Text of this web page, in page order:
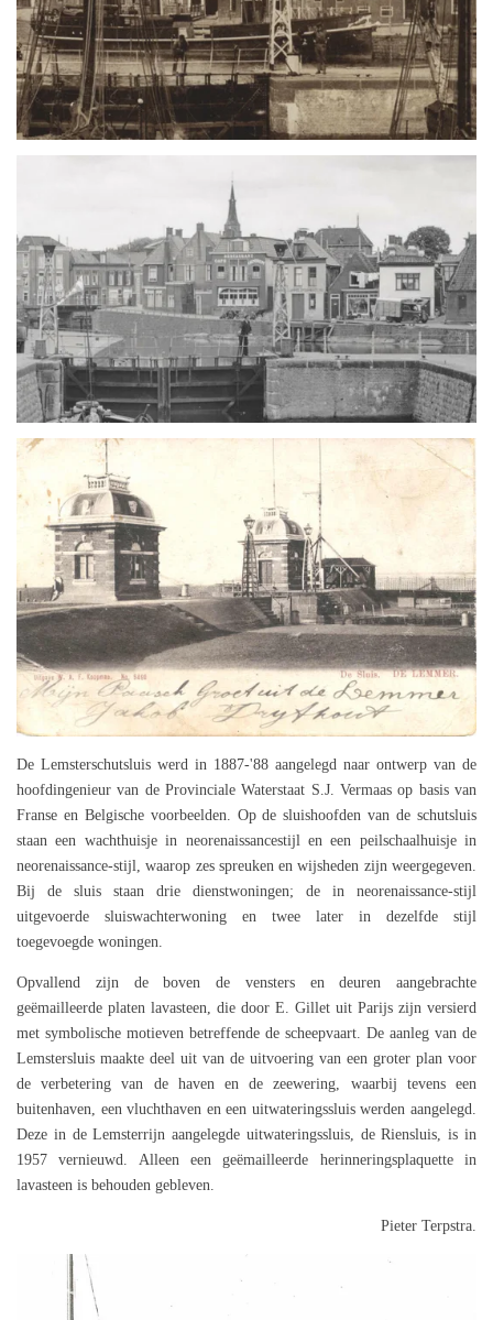
De Lemsterschutsluis werd in 1887-'88 aangelegd naar ontwerp van de
hoofdingenieur van de Provinciale Waterstaat S.J. Vermaas op basis van
Franse en Belgische voorbeelden. Op de sluishoofden van de schutsluis
staan een wachthuisje in neorenaissancestijl en een peilschaalhuisje in
neorenaissance-stijl, waarop zes spreuken en wijsheden zijn weergegeven.
Bij de sluis staan drie dienstwoningen; de in neorenaissance-stijl
uitgevoerde sluiswachterwoning en twee later in dezelfde stijl
toegevoegde woningen.
Opvallend zijn de boven de vensters en deuren aangebrachte
geëmailleerde platen lavasteen, die door E. Gillet uit Parijs zijn versierd
met symbolische motieven betreffende de scheepvaart. De aanleg van de
Lemstersluis maakte deel uit van de uitvoering van een groter plan voor
de verbetering van de haven en de zeewering, waarbij tevens een
buitenhaven, een vluchthaven en een uitwateringssluis werden aangelegd.
Deze in de Lemsterrijn aangelegde uitwateringssluis, de Riensluis, is in
1957 vernieuwd. Alleen een geëmailleerde herinneringsplaquette in
lavasteen is behouden gebleven.
Pieter Terpstra.